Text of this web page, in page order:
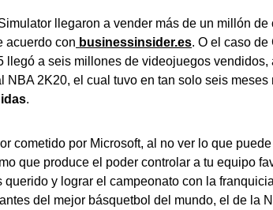
llegaron a vender más de un millón de
acuerdo con businessinsider.es. O el caso de
llegó a seis millones de videojuegos vendidos,
NBA 2K20, el cual tuvo en tan solo seis meses
.
cometido por Microsoft, al no ver lo que
que produce el poder controlar a tu equipo
y lograr el campeonato con la
del mejor básquetbol del mundo, el de la